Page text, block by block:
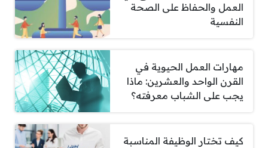
العمل والحفاظ على الصحة
النفسية
مهارات العمل الحيوية في
القرن الواحد والعشرين: ماذا
يجب على الشباب معرفته؟
كيف تختار الوظيفة المناسبة